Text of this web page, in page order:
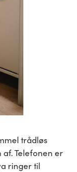
trådløs
Telefonen er
ringer til